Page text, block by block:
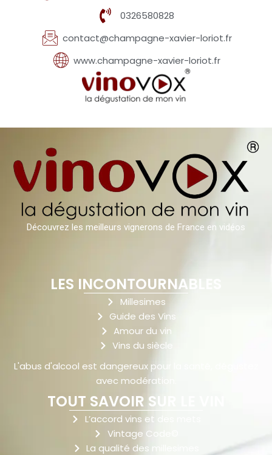
0326580828
contact@champagne-xavier-loriot.fr
www.champagne-xavier-loriot.fr
Découvrez les meilleurs vignerons de France en vidéos
LES INCONTOURNABLES
Millesimes
Guide des Vins
Amour du vin
Vins du siècle
L'abus d'alcool est dangereux pour la santé, dégustez
avec modération.
TOUT SAVOIR SUR LE VIN
L’accord vins et des mets
Vintage Code©
La qualité des millesimes